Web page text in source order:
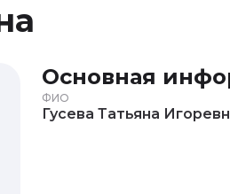
Основная
ФИО
Гусева Татьяна